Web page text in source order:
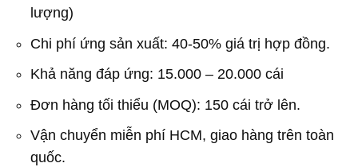
lượng)
Chi phí ứng sản xuất: 40-50% giá trị hợp đồng.
Khả năng đáp ứng: 15.000 – 20.000 cái
Đơn hàng tối thiểu (MOQ): 150 cái trở lên.
Vận chuyển miễn phí HCM, giao hàng trên toàn
quốc.